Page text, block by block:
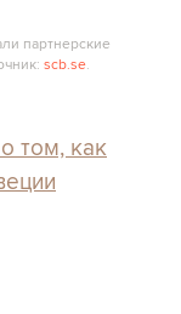
партнерские
scb.se.
том, как